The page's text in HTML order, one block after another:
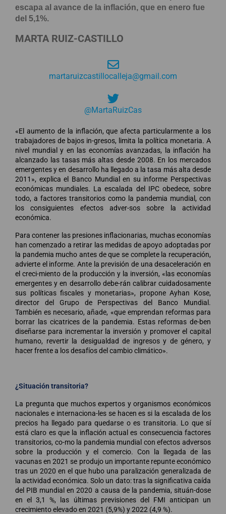
escapa al avance de la inflación, que en enero fue
del 5,1%.
MARTA RUIZ-CASTILLO
martaruizcastillocalleja@gmail.com
@MartaRuizCas
«El aumento de la inflación, que afecta particularmente a los
trabajadores de bajos in-gresos, limita la política monetaria. A
nivel mundial y en las economías avanzadas, la inflación ha
alcanzado las tasas más altas desde 2008. En los mercados
emergentes y en desarrollo ha llegado a la tasa más alta desde
2011», explica el Banco Mundial en su informe Perspectivas
económicas mundiales. La escalada del IPC obedece, sobre
todo, a factores transitorios como la pandemia mundial, con
los consiguientes efectos adver-sos sobre la actividad
económica.
Para contener las presiones inflacionarias, muchas economías
han comenzado a retirar las medidas de apoyo adoptadas por
la pandemia mucho antes de que se complete la recuperación,
advierte el informe. Ante la previsión de una desaceleración en
el creci-miento de la producción y la inversión, «las economías
emergentes y en desarrollo debe-rán calibrar cuidadosamente
sus políticas fiscales y monetarias», propone Ayhan Kose,
director del Grupo de Perspectivas del Banco Mundial.
También es necesario, añade, «que emprendan reformas para
borrar las cicatrices de la pandemia. Estas reformas de-ben
diseñarse para incrementar la inversión y promover el capital
humano, revertir la desigualdad de ingresos y de género, y
hacer frente a los desafíos del cambio climático».
¿Situación transitoria?
La pregunta que muchos expertos y organismos económicos
nacionales e internaciona-les se hacen es si la escalada de los
precios ha llegado para quedarse o es transitoria. Lo que sí
está claro es que la inflación actual es consecuencia factores
transitorios, co-mo la pandemia mundial con efectos adversos
sobre la producción y el comercio. Con la llegada de las
vacunas en 2021 se produjo un importante repunte económico
tras un 2020 en el que hubo una paralización generalizada de
la actividad económica. Solo un dato: tras la significativa caída
del PIB mundial en 2020 a causa de la pandemia, situán-dose
en el 3,1 %, las últimas previsiones del FMI anticipan un
crecimiento elevado en 2021 (5,9%) y 2022 (4,9 %).